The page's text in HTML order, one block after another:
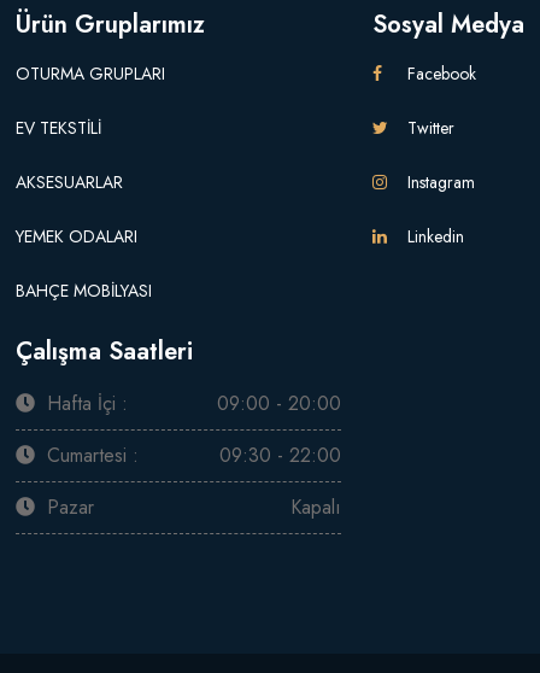
Ürün Gruplarımız
OTURMA GRUPLARI
EV TEKSTİLİ
AKSESUARLAR
YEMEK ODALARI
BAHÇE MOBİLYASI
Sosyal Medya
Facebook
Twitter
Instagram
Linkedin
Çalışma Saatleri
Hafta İçi :
09:00 - 20:00
Cumartesi :
09:30 - 22:00
Pazar
Kapalı